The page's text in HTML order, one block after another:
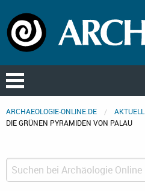
ARCHAEOLOGIE-ONLINE.DE AKTUELL
DIE GRÜNEN PYRAMIDEN VON PALAU